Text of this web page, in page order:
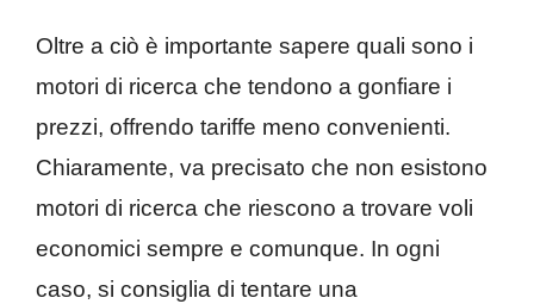
Oltre a ciò è importante sapere quali sono i
motori di ricerca che tendono a gonfiare i
prezzi, offrendo tariffe meno convenienti.
Chiaramente, va precisato che non esistono
motori di ricerca che riescono a trovare voli
economici sempre e comunque. In ogni
caso, si consiglia di tentare una